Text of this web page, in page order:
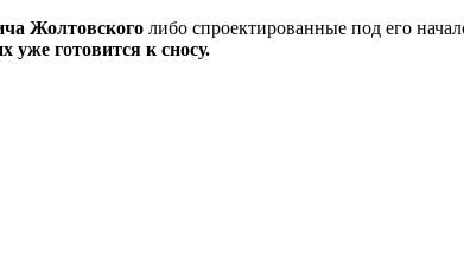
Жолтовского либо спроектированные под его
уже готовится к сносу.